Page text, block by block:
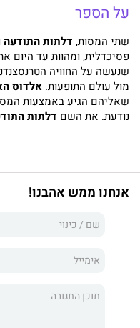
על הספר
שתי המסות, דלתות התודעה
פסיכדלית, ומהוות עד היום
שנעשה על החוויה
מול עולם התופעות. אלדוס
שאליהם הגיע באמצעות
נודעת. את השם דלתות
ויליאם בלייק שכתב: "כאשר
אנחנו ממש אהבנו!